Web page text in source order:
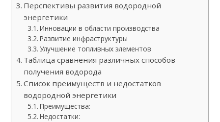
Перспективы развития водородной
энергетики
Инновации в области производства
Развитие инфраструктуры
Улучшение топливных элементов
Таблица сравнения различных способов
получения водорода
Список преимуществ и недостатков
водородной энергетики
Преимущества:
Недостатки: